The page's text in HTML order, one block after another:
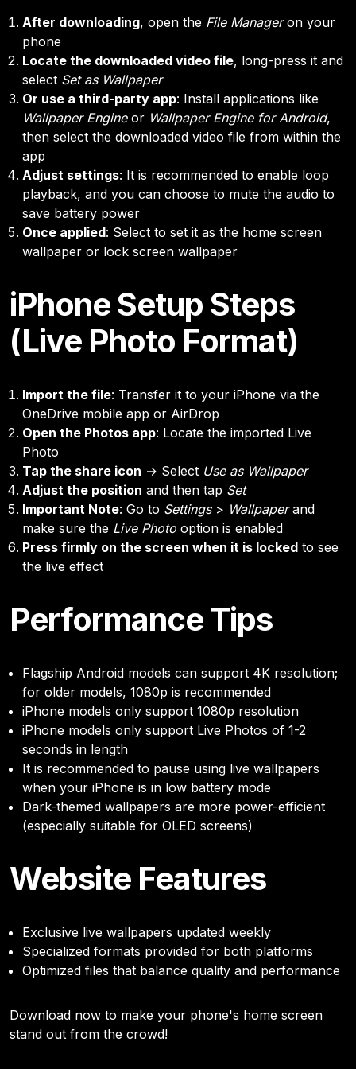
After downloading, open the File Manageron your
phone
Locate the downloaded video file, long-press it and
select Set as Wallpaper
Or use a third-party app: Install applications like
Wallpaper Engineor Wallpaper Engine for Android,
then select the downloaded video file from within the
app
Adjust settings: It is recommended to enable loop
playback, and you can choose to mute the audio to
save battery power
Once applied: Select to set it as the home screen
wallpaper or lock screen wallpaper
iPhone Setup Steps
(Live Photo Format)
Import the file: Transfer it to your iPhone via the
OneDrive mobile app or AirDrop
Open the Photos app: Locate the imported Live
Photo
Tap the share icon → Select Use as Wallpaper
Adjust the position and then tap Set
Important Note: Go to Settings> Wallpaperand
make sure the Live Photo option is enabled
Press firmly on the screen when it is locked to see
the live effect
Performance Tips
Flagship Android models can support 4K resolution;
for older models, 1080p is recommended
iPhone models only support 1080p resolution
iPhone models only support Live Photos of 1-2
seconds in length
It is recommended to pause using live wallpapers
when your iPhone is in low battery mode
Dark-themed wallpapers are more power-efficient
(especially suitable for OLED screens)
Website Features
Exclusive live wallpapers updated weekly
Specialized formats provided for both platforms
Optimized files that balance quality and performance
Download now to make your phone's home screen
stand out from the crowd!